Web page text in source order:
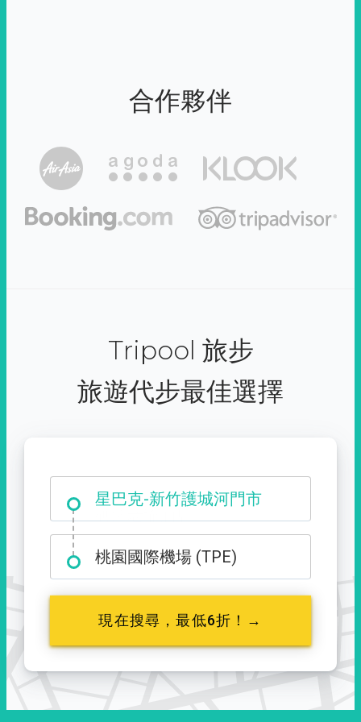
合作夥伴
Tripool 旅步
旅遊代步最佳選擇
星巴克-新竹護城河門市
桃園國際機場 (TPE)
現在搜尋，最低6折！→